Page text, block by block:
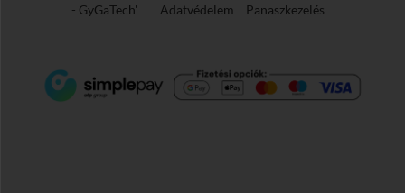
- GyGaTech'
Adatvédelem
Panaszkezelés